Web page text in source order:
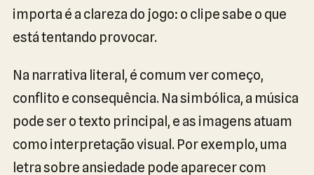
importa é a clareza do jogo: o clipe sabe o que
está tentando provocar.
Na narrativa literal, é comum ver começo,
conflito e consequência. Na simbólica, a música
pode ser o texto principal, e as imagens atuam
como interpretação visual. Por exemplo, uma
letra sobre ansiedade pode aparecer com